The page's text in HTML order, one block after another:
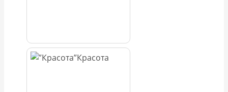
Красота